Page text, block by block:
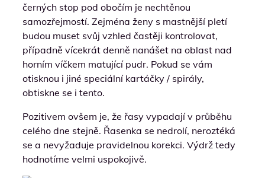
černých stop pod obočím je nechtěnou
samozřejmostí. Zejména ženy s mastnější pletí
budou muset svůj vzhled častěji kontrolovat,
případně vícekrát denně nanášet na oblast nad
horním víčkem matující pudr. Pokud se vám
otisknou i jiné speciální kartáčky / spirály,
obtiskne se i tento.
Pozitivem ovšem je, že řasy vypadají v průběhu
celého dne stejně. Řasenka se nedrolí, neroztéká
se a nevyžaduje pravidelnou korekci. Výdrž tedy
hodnotíme velmi uspokojivě.